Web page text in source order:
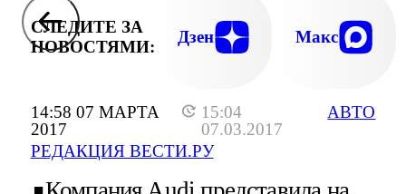
14:58 07 МАРТА
2017
15:04
07.03.2017
РЕДАКЦИЯ ВЕСТИ.РУ
АВТО
СЛЕДИТЕ ЗА
НОВОСТЯМИ:
Дзен Макс